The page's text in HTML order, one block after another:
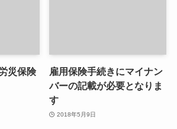
災保険
雇用保険手続きにマイナン
バーの記載が必要となりま
す
2018年5月9日